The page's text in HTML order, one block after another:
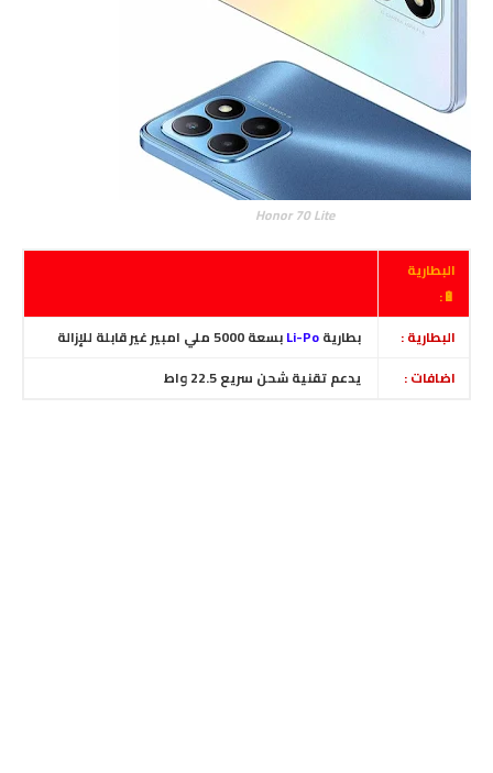
Honor 70 Lite
البطارية
🔋:
البطارية :
بطاريةLi-Poبسعة 5000 ملي امبير غير قابلة للإزالة
اضافات :
يدعم تقنية شحن سريع 22.5 واط